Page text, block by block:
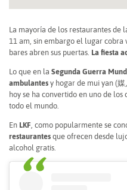
La mayoría de los restaurantes de
11 am, sin embargo el lugar cobra
bares abren sus puertas. La fiesta
Lo que en la Segunda Guerra
ambulantes y hogar de mui yan (媒
hoy se ha convertido en uno de
todo el mundo.
En LKF , como popularmente se
restaurantes que ofrecen desde
alcohol gratis.